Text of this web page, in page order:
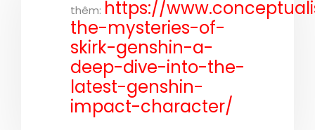
thêm: https://
the-mysteries-of-
skirk-genshin-a-
deep-dive-into-the-
latest-genshin-
impact-character/